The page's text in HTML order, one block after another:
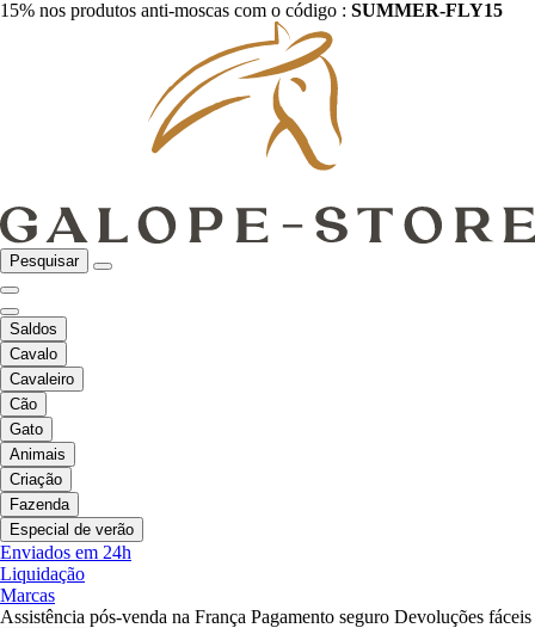
15% nos produtos anti-moscas com o código : SUMMER-FLY15
Pesquisar
Saldos
Cavalo
Cavaleiro
Cão
Gato
Animais
Criação
Fazenda
Especial de verão
Enviados em 24h
Liquidação
Marcas
Assistência pós-venda na França Pagamento seguro Devoluções fáceis